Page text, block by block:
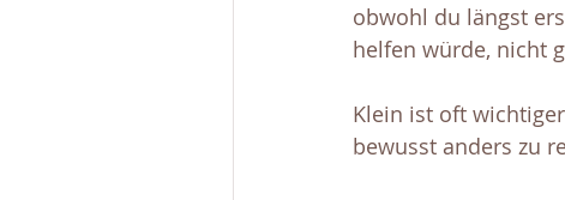
obwohl du längst
helfen würde, nicht
Klein ist oft
bewusst anders zu